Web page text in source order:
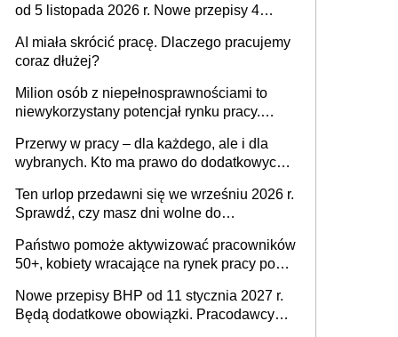
od 5 listopada 2026 r. Nowe przepisy 4
Ustaw
AI miała skrócić pracę. Dlaczego pracujemy
coraz dłużej?
Milion osób z niepełnosprawnościami to
niewykorzystany potencjał rynku pracy.
dofinansowań czy refundacji, ale bariery po
stronie systemu i świadomości
pracodawców [WYWIAD]
Przerwy w pracy – dla każdego, ale i dla
wybranych. Kto ma prawo do dodatkowych
Ten urlop przedawni się we wrześniu 2026 r.
Sprawdź, czy masz dni wolne do
Państwo pomoże aktywizować pracowników
50+, kobiety wracające na rynek pracy po
osoby neuroatypowe. Powstanie Fundusz
na rzecz Inkluzywności w Zatrudnianiu?
Nowe przepisy BHP od 11 stycznia 2027 r.
Będą dodatkowe obowiązki. Pracodawcy